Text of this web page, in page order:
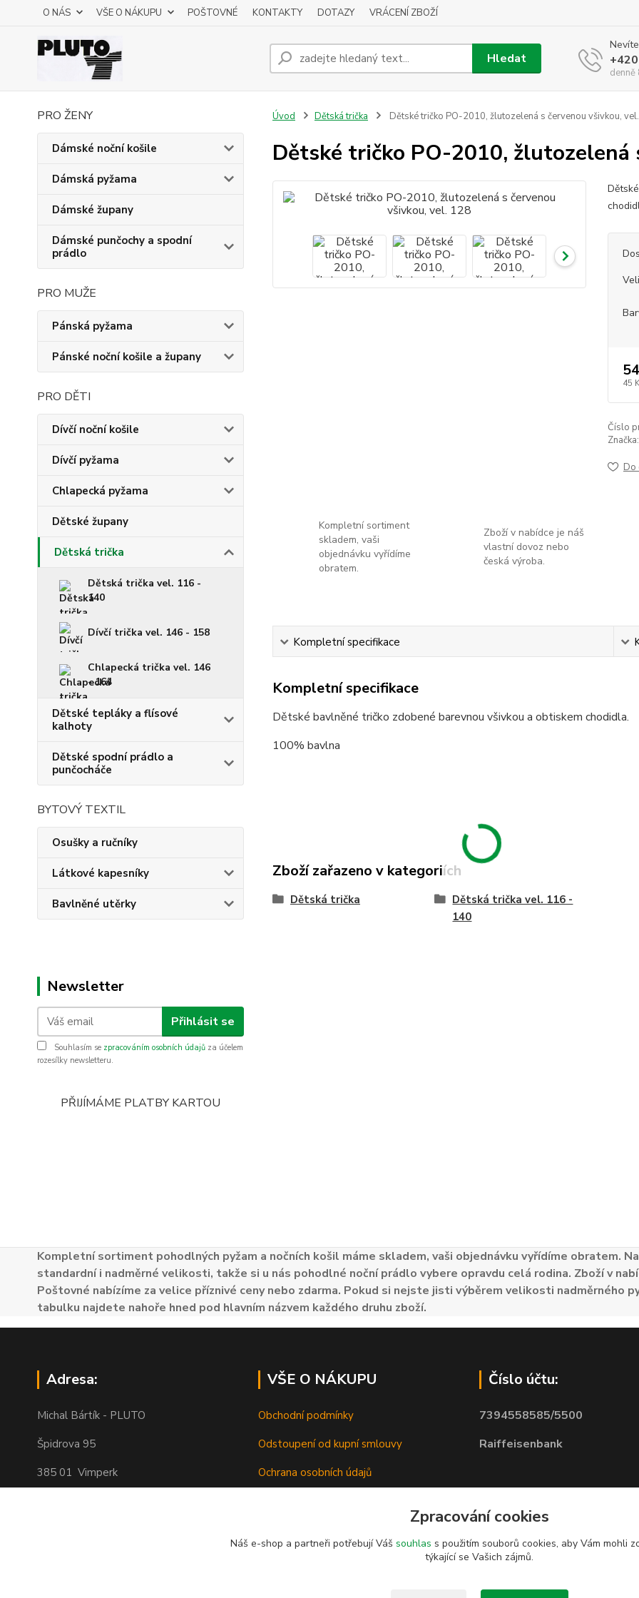
O NÁS VŠE O NÁKUPU POŠTOVNÉ KONTAKTY DOTAZY VRÁCENÍ ZBOŽÍ
Hledat
PRO ŽENY
Dámské noční košile
Dámská pyžama
Dámské župany
Dámské punčochy a spodní
prádlo
PRO MUŽE
Pánská pyžama
Pánské noční košile a župany
PRO DĚTI
Dívčí noční košile
Dívčí pyžama
Chlapecká pyžama
Dětské župany
Dětská trička
Dětská trička vel. 116 -
140
Dívčí trička vel. 146 - 158
Chlapecká trička vel. 146
- 164
Dětské tepláky a flísové
kalhoty
Dětské spodní prádlo a
punčocháče
BYTOVÝ TEXTIL
Osušky a ručníky
Látkové kapesníky
Bavlněné utěrky
Newsletter
Přihlásit se
Souhlasím se zpracováním osobních údajů za účelem
rozesílky newsletteru.
PŘIJÍMÁME PLATBY KARTOU
Úvod Dětská trička Dětské tričko PO-2010, žlutozelená s červenou všivkou,
Dětské tričko PO-2010, žlutozelená
45
Číslo
Značka:
Do
Kompletní sortiment
skladem, vaši
objednávku vyřídíme
obratem.
Zboží v nabídce je náš
vlastní dovoz nebo
česká výroba.
Kompletní specifikace
Kompletní specifikace
Dětské bavlněné tričko zdobené barevnou všivkou a obtiskem chodidla.
100% bavlna
Zboží zařazeno v kategoriích
Dětská trička
Dětská trička vel. 116 -
140
Kompletní sortiment pohodlných pyžam a nočních košil máme skladem, vaši objednávku vyřídíme obratem.
standardní i nadměrné velikosti, takže si u nás pohodlné noční prádlo vybere opravdu celá rodina. Zboží v
Poštovné nabízíme za velice příznivé ceny nebo zdarma. Pokud si nejste jisti výběrem velikosti nadměrného
tabulku najdete nahoře hned pod hlavním názvem každého druhu zboží.
Adresa:
Michal Bártík - PLUTO
Špidrova 95
385 01 Vimperk
VŠE O NÁKUPU
Obchodní podmínky
Odstoupení od kupní smlouvy
Ochrana osobních údajů
Číslo účtu:
7394558585/5500
Raiffeisenbank
Zpracování cookies
Náš e-shop a partneři potřebují Váš souhlas s použitím souborů cookies, aby Vám mohli
týkající se Vašich zájmů.